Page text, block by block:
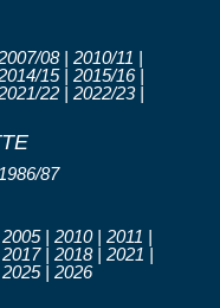
08 | 2010/11 |
15 | 2015/16 |
22 | 2022/23 |
87
| 2010 | 2011 |
| 2018 | 2021 |
| 2026